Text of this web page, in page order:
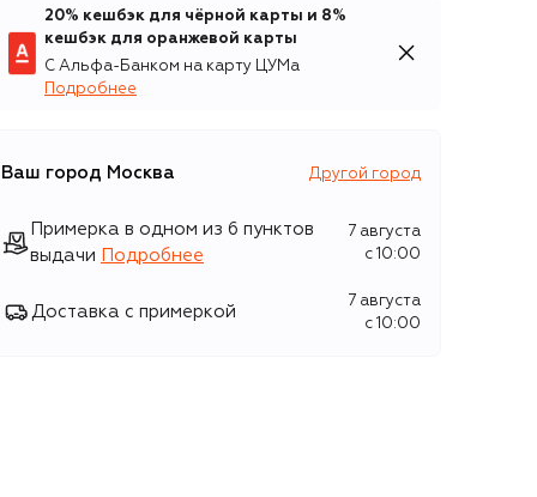
20% кешбэк для чёрной карты и 8%
кешбэк для оранжевой карты
С Альфа-Банком на карту ЦУМа
Подробнее
Ваш город Москва Другой город
Примерка в одном из 6 пунктов
выдачи
Подробнее
7 августа
c 10:00
Доставка с примеркой
7 августа
c 10:00